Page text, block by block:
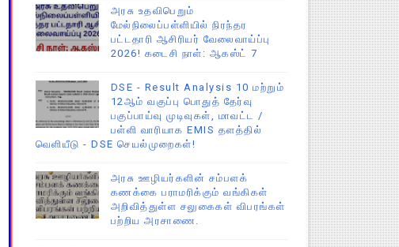
அரசு உதவிபெறும்
மேல்நிலைப்பள்ளியில் நிரந்தர
பட்டதாரி ஆசிரியர் வேலைவாய்ப்பு
2026! கடைசி நாள்: ஆகஸ்ட் 7
DSE - Result Analysis 10 மற்றும்
12ஆம் வகுப்பு பொதுத் தேர்வு
பகுப்பாய்வு முடிவுகள், மாவட்ட /
பள்ளி வாரியாக EMIS தளத்தில்
வெளியீடு - DSE செயல்முறைகள்!
அரசு ஊழியர்களின் சம்பளக்
கணக்கை பராமரிக்கும் வங்கிகள்
அறிவித்துள்ள சலுகைகள் விபரங்கள்
பற்றிய அரசாணை.